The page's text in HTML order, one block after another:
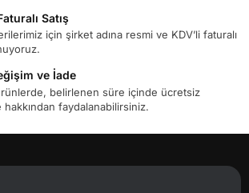
Satış
için şirket adına resmi ve KDV’li faturalı
ve İade
ürünlerde, belirlenen süre içinde ücretsiz
faydalanabilirsiniz.